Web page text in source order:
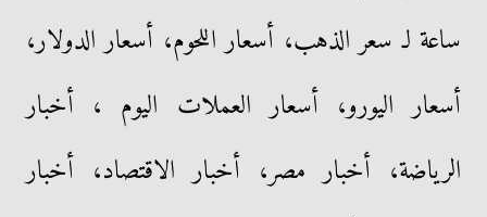
ساعة لـ سعر الذهب، أسعار اللحوم، أسعار الدولار،
أسعار اليورو، أسعار العملات اليوم ، أخبار
الرياضة، أخبار مصر، أخبار الاقتصاد، أخبار